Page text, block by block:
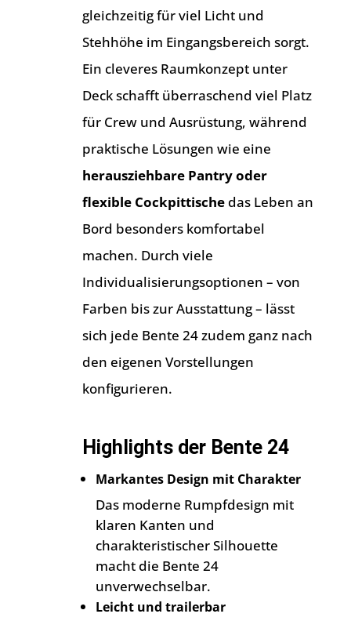
gleichzeitig für viel Licht und
Stehhöhe im Eingangsbereich sorgt.
Ein cleveres Raumkonzept unter
Deck schafft überraschend viel Platz
für Crew und Ausrüstung, während
praktische Lösungen wie eine
herausziehbare Pantry oder
flexible Cockpittischedas Leben an
Bord besonders komfortabel
machen. Durch viele
Individualisierungsoptionen – von
Farben bis zur Ausstattung – lässt
sich jede Bente 24 zudem ganz nach
den eigenen Vorstellungen
konfigurieren.
Highlights der Bente 24
Markantes Design mit Charakter
Das moderne Rumpfdesign mit
klaren Kanten und
charakteristischer Silhouette
macht die Bente 24
unverwechselbar.
Leicht und trailerbar